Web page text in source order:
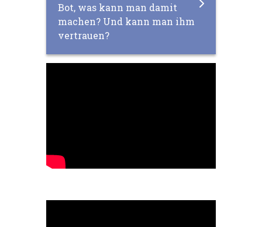
Bot, was kann man damit
machen? Und kann man ihm
vertrauen?